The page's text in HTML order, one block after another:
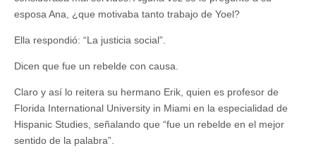
esposa Ana, ¿que motivaba tanto trabajo de Yoel?
Ella respondió: “La justicia social”.
Dicen que fue un rebelde con causa.
Claro y así lo reitera su hermano Erik, quien es profesor de
Florida International University in Miami en la especialidad de
Hispanic Studies, señalando que “fue un rebelde en el mejor
sentido de la palabra”.